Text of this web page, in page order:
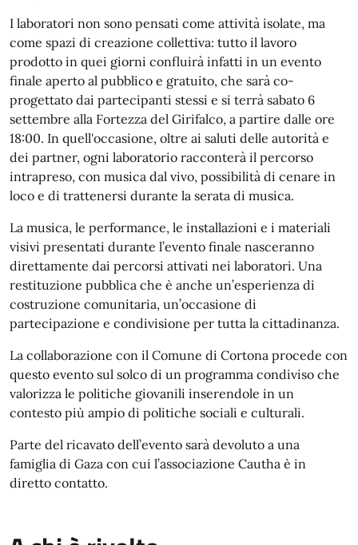
I laboratori non sono pensati come attività isolate, ma
come spazi di creazione collettiva: tutto il lavoro
prodotto in quei giorni confluirà infatti in un evento
finale aperto al pubblico e gratuito, che sarà co-
progettato dai partecipanti stessi e si terrà sabato 6
settembre alla Fortezza del Girifalco, a partire dalle ore
18:00. In quell'occasione, oltre ai saluti delle autorità e
dei partner, ogni laboratorio racconterà il percorso
intrapreso, con musica dal vivo, possibilità di cenare in
loco e di trattenersi durante la serata di musica.
La musica, le performance, le installazioni e i materiali
visivi presentati durante l’evento finale nasceranno
direttamente dai percorsi attivati nei laboratori. Una
restituzione pubblica che è anche un’esperienza di
costruzione comunitaria, un’occasione di
partecipazione e condivisione per tutta la cittadinanza.
La collaborazione con il Comune di Cortona procede con
questo evento sul solco di un programma condiviso che
valorizza le politiche giovanili inserendole in un
contesto più ampio di politiche sociali e culturali.
Parte del ricavato dell’evento sarà devoluto a una
famiglia di Gaza con cui l’associazione Cautha è in
diretto contatto.